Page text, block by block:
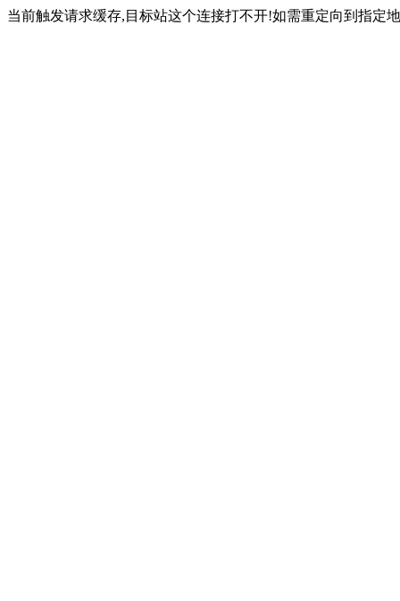
当前触发请求缓存,目标站这个连接打不开!如需重定向到指定